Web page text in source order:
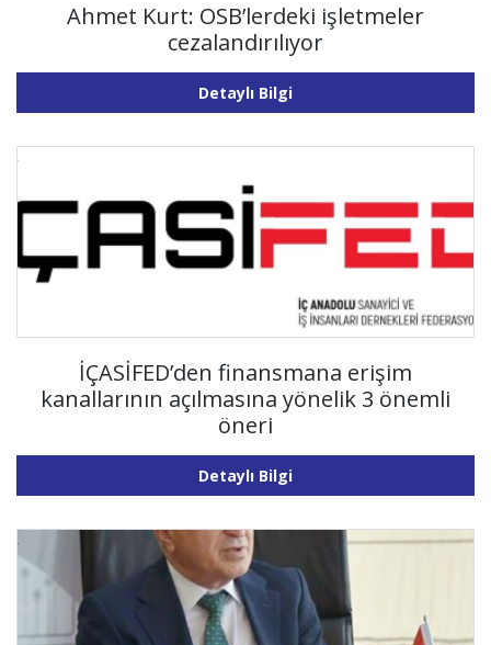
Ahmet Kurt: OSB’lerdeki işletmeler
cezalandırılıyor
Detaylı Bilgi
İÇASİFED’den finansmana erişim
kanallarının açılmasına yönelik 3 önemli
öneri
Detaylı Bilgi